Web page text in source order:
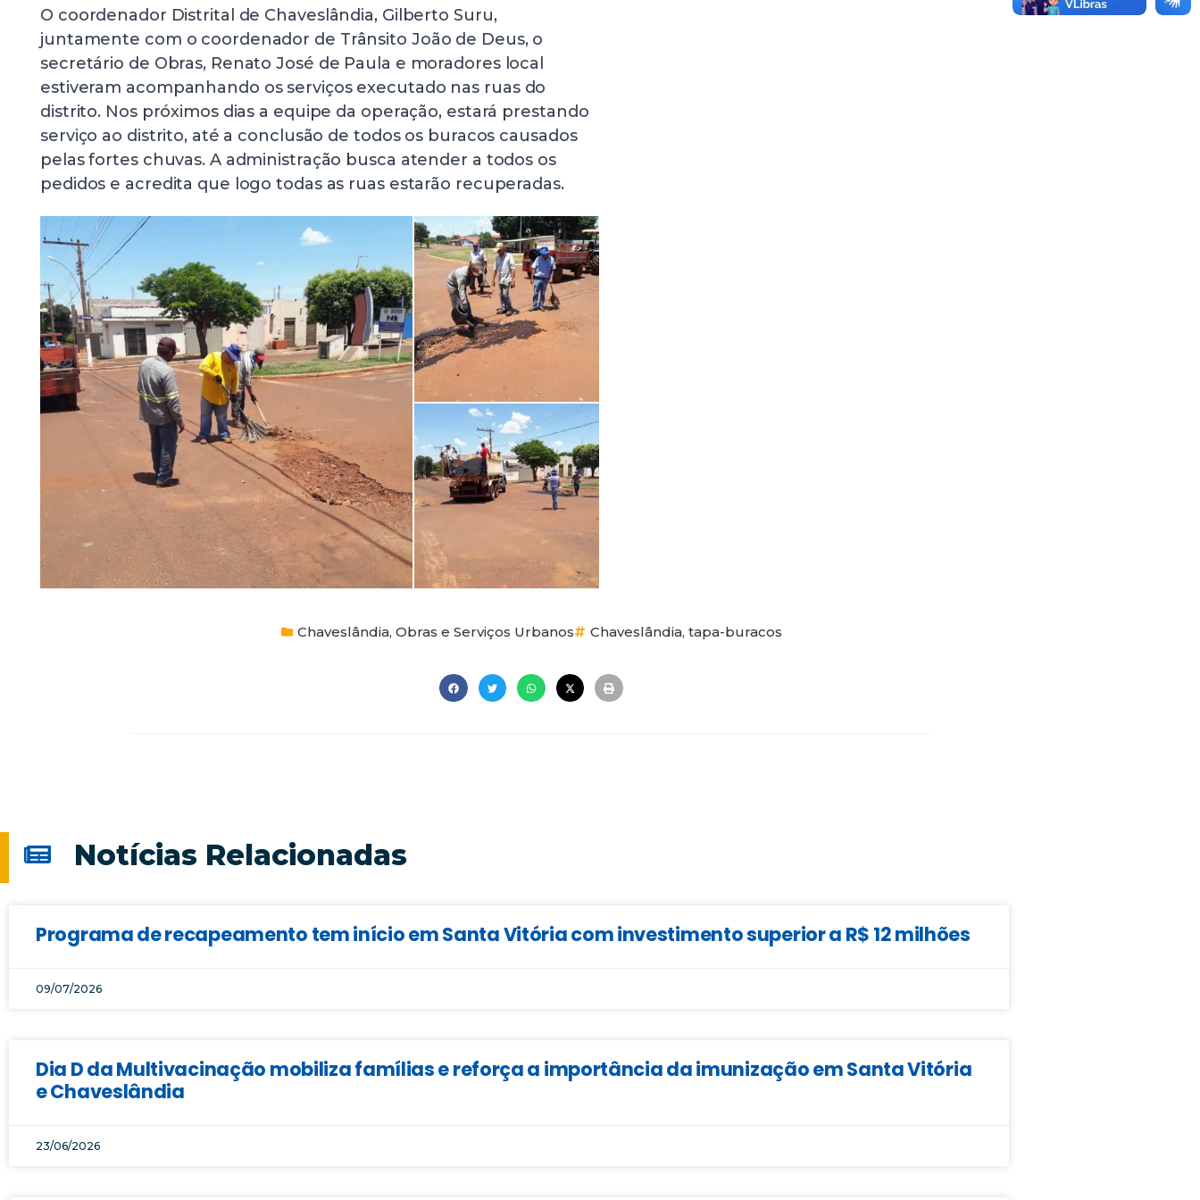
O coordenador Distrital de Chaveslândia, Gilberto Suru,
juntamente com o coordenador de Trânsito João de Deus, o
secretário de Obras, Renato José de Paula e moradores local
estiveram acompanhando os serviços executado nas ruas do
distrito. Nos próximos dias a equipe da operação, estará prestando
serviço ao distrito, até a conclusão de todos os buracos causados
pelas fortes chuvas. A administração busca atender a todos os
pedidos e acredita que logo todas as ruas estarão recuperadas.
Chaveslândia, Obras e Serviços Urbanos Chaveslândia, tapa-buracos
Notícias Relacionadas
Programa de recapeamento tem início em Santa Vitória com investimento superior a R$ 12 milhões
09/07/2026
Dia D da Multivacinação mobiliza famílias e reforça a importância da imunização em Santa Vitória
e Chaveslândia
23/06/2026